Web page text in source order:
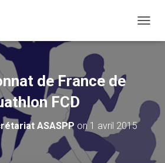
de France de
FCD
ASASPP on 1 avril 2015